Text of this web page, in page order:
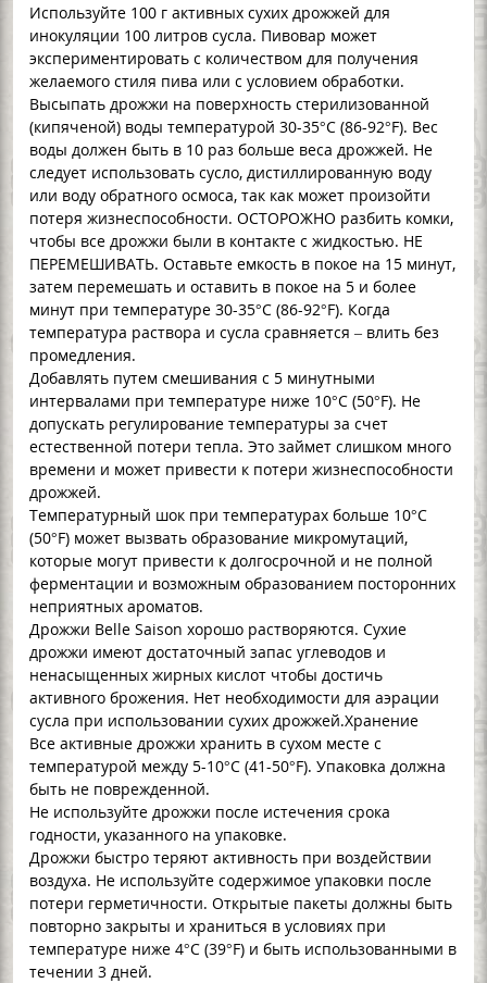
Используйте 100 г активных сухих дрожжей для
инокуляции 100 литров сусла. Пивовар может
экспериментировать с количеством для получения
желаемого стиля пива или с условием обработки.
Высыпать дрожжи на поверхность стерилизованной
(кипяченой) воды температурой 30-35°C (86-92°F). Вес
воды должен быть в 10 раз больше веса дрожжей. Не
следует использовать сусло, дистиллированную воду
или воду обратного осмоса, так как может произойти
потеря жизнеспособности. ОСТОРОЖНО разбить комки,
чтобы все дрожжи были в контакте с жидкостью. НЕ
ПЕРЕМЕШИВАТЬ. Оставьте емкость в покое на 15 минут,
затем перемешать и оставить в покое на 5 и более
минут при температуре 30-35°C (86-92°F). Когда
температура раствора и сусла сравняется – влить без
промедления.
Добавлять путем смешивания с 5 минутными
интервалами при температуре ниже 10°C (50°F). Не
допускать регулирование температуры за счет
естественной потери тепла. Это займет слишком много
времени и может привести к потери жизнеспособности
дрожжей.
Температурный шок при температурах больше 10°C
(50°F) может вызвать образование микромутаций,
которые могут привести к долгосрочной и не полной
ферментации и возможным образованием посторонних
неприятных ароматов.
Дрожжи Belle Saison хорошо растворяются. Сухие
дрожжи имеют достаточный запас углеводов и
ненасыщенных жирных кислот чтобы достичь
активного брожения. Нет необходимости для аэрации
сусла при использовании сухих дрожжей.Хранение
Все активные дрожжи хранить в сухом месте с
температурой между 5-10°C (41-50°F). Упаковка должна
быть не поврежденной.
Не используйте дрожжи после истечения срока
годности, указанного на упаковке.
Дрожжи быстро теряют активность при воздействии
воздуха. Не используйте содержимое упаковки после
потери герметичности. Открытые пакеты должны быть
повторно закрыты и храниться в условиях при
температуре ниже 4°C (39°F) и быть использованными в
течении 3 дней.